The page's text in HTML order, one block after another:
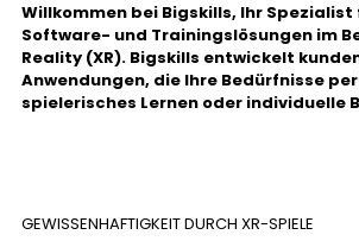
Willkommen bei Bigskills, Ihr
Software- und Trainingslösungen im
Reality (XR). Bigskills entwickelt
Anwendungen, die Ihre Bedürfnisse
spielerisches Lernen oder individuelle
GEWISSENHAFTIGKEIT DURCH XR-SPIELE